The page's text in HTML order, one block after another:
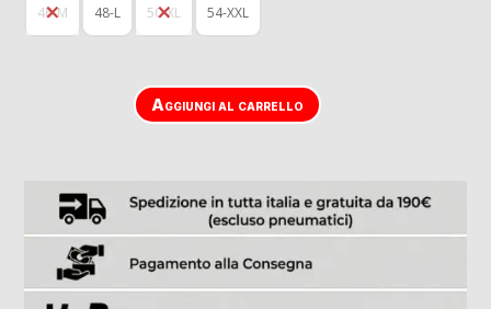
46-M 48-L 50-XL 54-XXL
Aggiungi al carrello